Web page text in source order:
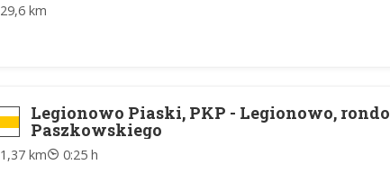
29,6 km
Legionowo Piaski, PKP - Legionowo, rondo
Paszkowskiego
1,37 km 0:25 h